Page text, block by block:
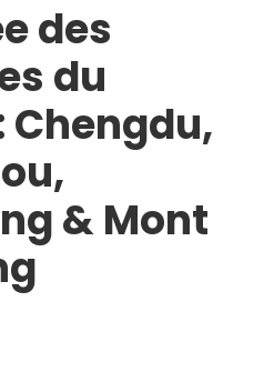
des
du
Chengdu,
& Mont